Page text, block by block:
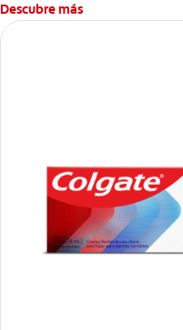
Descubre más